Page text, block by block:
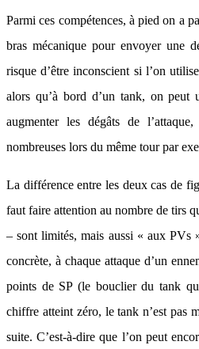
Parmi ces compétences, à pied on a
bras mécanique pour envoyer une
risque d’être inconscient si l’on
alors qu’à bord d’un tank, on peut
augmenter les dégâts de
nombreuses lors du même tour par
La différence entre les deux cas de
faut faire attention au nombre de tirs
– sont limités, mais aussi « aux PVs
concrète, à chaque attaque d’un
points de SP (le bouclier du tank
chiffre atteint zéro, le tank n’est pas
suite. C’est-à-dire que l’on peut